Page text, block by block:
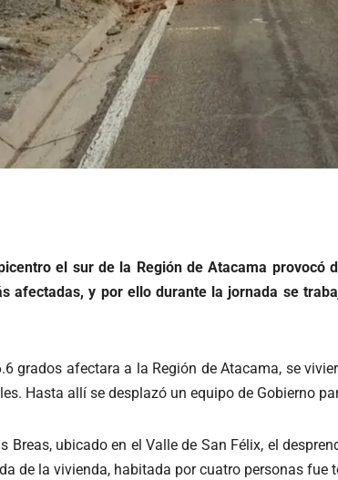
el sur de la Región de Atacama
afectadas, y por ello durante la jornada se
grados afectara a la Región de Atacama, se
Hasta allí se desplazó un equipo de Gobierno
Breas, ubicado en el Valle de San Félix, el
de la vivienda, habitada por cuatro personas